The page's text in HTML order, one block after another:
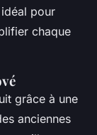
pour
chaque
grâce à une
anciennes